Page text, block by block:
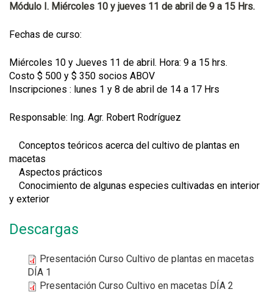
Módulo I. Miércoles 10 y jueves 11 de abril de 9 a 15 Hrs.
Fechas de curso:
Miércoles 10 y Jueves 11 de abril. Hora: 9 a 15 hrs.
Costo $ 500 y $ 350 socios ABOV
Inscripciones : lunes 1 y 8 de abril de 14 a 17 Hrs
Responsable: Ing. Agr. Robert Rodríguez
Conceptos teóricos acerca del cultivo de plantas en
macetas
Aspectos prácticos
Conocimiento de algunas especies cultivadas en interior
y exterior
Descargas
Presentación Curso Cultivo de plantas en macetas
DÍA 1
Presentación Curso Cultivo en macetas DÍA 2